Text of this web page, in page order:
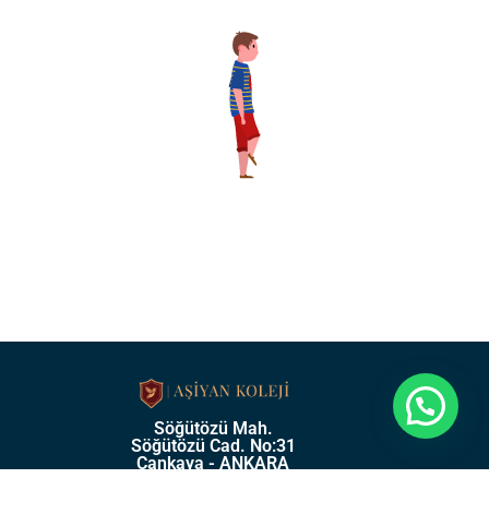
Söğütözü Mah.
Söğütözü Cad. No:31
Çankaya - ANKARA